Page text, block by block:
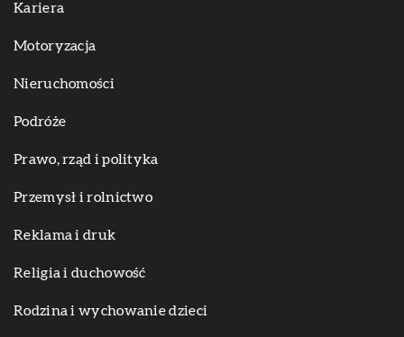
Kariera
Motoryzacja
Nieruchomości
Podróże
Prawo, rząd i polityka
Przemysł i rolnictwo
Reklama i druk
Religia i duchowość
Rodzina i wychowanie dzieci